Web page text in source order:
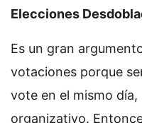
Elecciones
Es un gran
votaciones porque
vote en el mismo
organizativo.